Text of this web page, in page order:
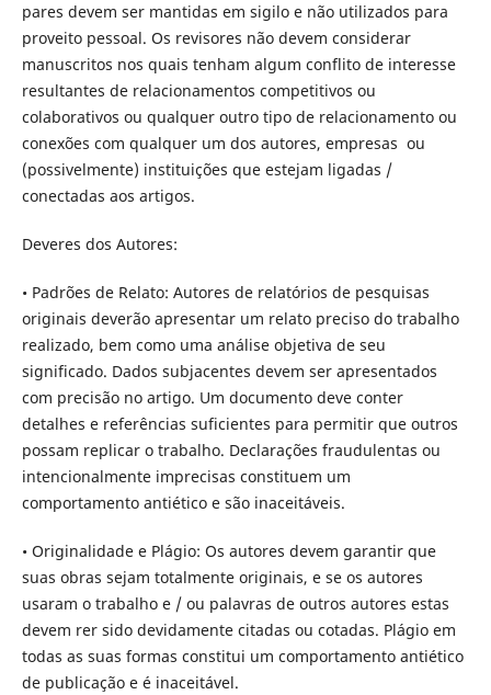
pares devem ser mantidas em sigilo e não utilizados para
proveito pessoal. Os revisores não devem considerar
manuscritos nos quais tenham algum conflito de interesse
resultantes de relacionamentos competitivos ou
colaborativos ou qualquer outro tipo de relacionamento ou
conexões com qualquer um dos autores, empresas ou
(possivelmente) instituições que estejam ligadas /
conectadas aos artigos.
Deveres dos Autores:
• Padrões de Relato: Autores de relatórios de pesquisas
originais deverão apresentar um relato preciso do trabalho
realizado, bem como uma análise objetiva de seu
significado. Dados subjacentes devem ser apresentados
com precisão no artigo. Um documento deve conter
detalhes e referências suficientes para permitir que outros
possam replicar o trabalho. Declarações fraudulentas ou
intencionalmente imprecisas constituem um
comportamento antiético e são inaceitáveis.
• Originalidade e Plágio: Os autores devem garantir que
suas obras sejam totalmente originais, e se os autores
usaram o trabalho e / ou palavras de outros autores estas
devem rer sido devidamente citadas ou cotadas. Plágio em
todas as suas formas constitui um comportamento antiético
de publicação e é inaceitável.